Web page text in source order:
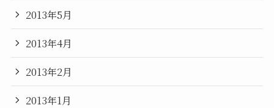
2013年5月
2013年4月
2013年2月
2013年1月